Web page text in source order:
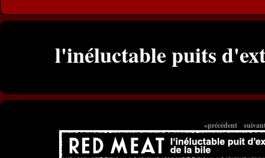
l'inéluctable puits
«précédent